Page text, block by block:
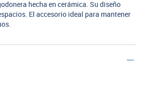
hecha en cerámica. Su diseño
El accesorio ideal para mantener